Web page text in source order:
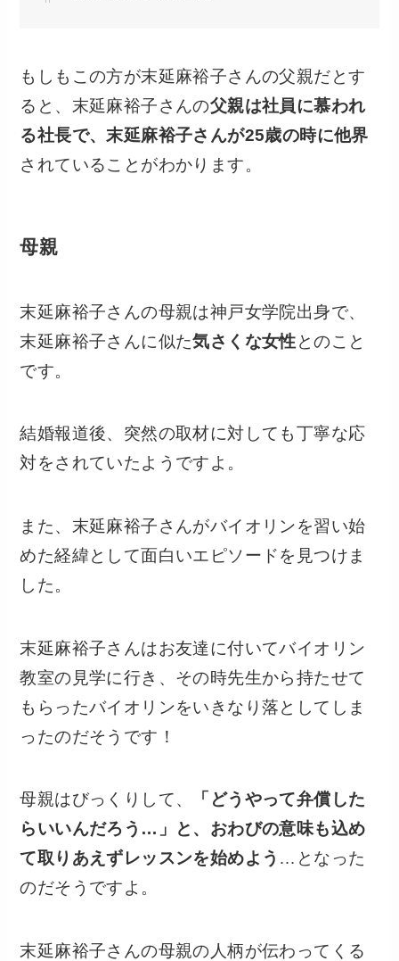
もしもこの方が末延麻裕子さんの父親だとす
ると、末延麻裕子さんの父親は社員に慕われ
る社長で、末延麻裕子さんが25歳の時に他界
されていることがわかります。
母親
末延麻裕子さんの母親は神戸女学院出身で、
末延麻裕子さんに似た気さくな女性とのこと
です。
結婚報道後、突然の取材に対しても丁寧な応
対をされていたようですよ。
また、末延麻裕子さんがバイオリンを習い始
めた経緯として面白いエピソードを見つけま
した。
末延麻裕子さんはお友達に付いてバイオリン
教室の見学に行き、その時先生から持たせて
もらったバイオリンをいきなり落としてしま
ったのだそうです！
母親はびっくりして、
「どうやって弁償した
らいいんだろう…」と、おわびの意味も込め
て取りあえずレッスンを始めよう …となった
のだそうですよ。
末延麻裕子さんの母親の人柄が伝わってくる